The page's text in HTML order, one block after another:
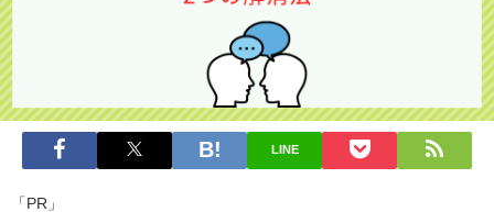
LINE
「PR」